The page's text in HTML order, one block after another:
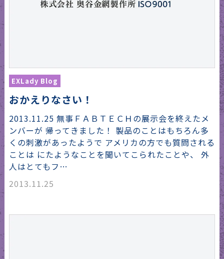
EXLady Blog
おかえりなさい！
2013.11.25 無事ＦＡＢＴＥＣＨの展示会を終えたメ
ンバーが 帰ってきました！ 製品のことはもちろん多
くの刺激があったようで アメリカの方でも質問される
ことは にたようなことを聞いてこられたことや、 外
人はとてもフ…
2013.11.25